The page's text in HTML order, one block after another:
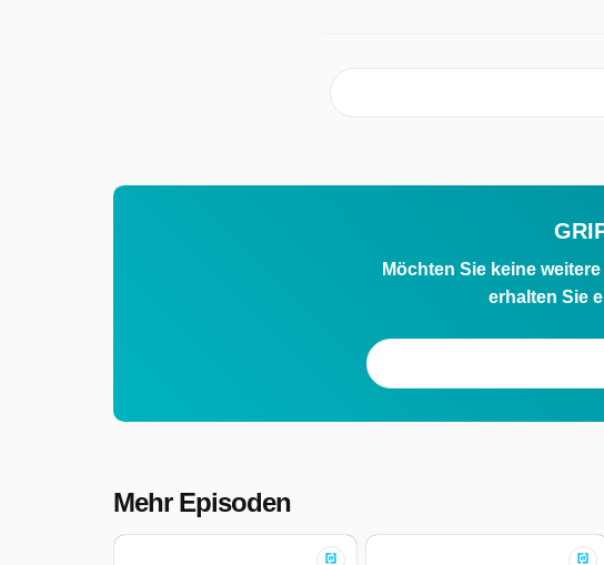
Möchten Sie keine
erhalten Sie
Mehr Episoden